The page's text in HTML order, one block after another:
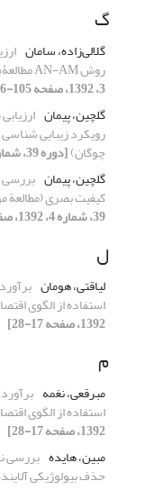
گ
گلالی‌زاده، سامان
روش AN-AM مطالعۀموردی: مجتمع مس سرچشمه
3، 1392، صفحه 105-116]
گلچین، پیمان
رویکرد زیبایی
چوگان)[دوره 39، شماره 2، 1392، صفحه 11-24]
گلچین، پیمان بررسی
کیفیت بصری
39، شماره 4، 1392، صفحه 193-203]
ل
لیاقتی، هومان
استفاده از الگوی
1392، صفحه 17-28]
م
مبرقعی، نغمه
استفاده از الگوی
1392، صفحه 17-28]
مبین، هایده بررسی
حذف بیولوژیکی